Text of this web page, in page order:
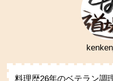
料理歴26年のベテラン調